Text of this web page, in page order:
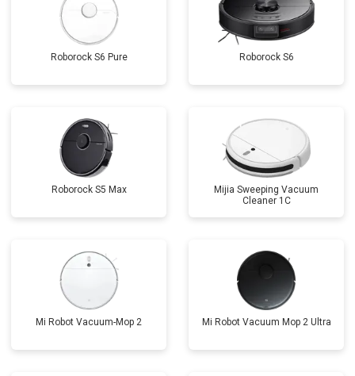
Roborock S6 Pure Roborock S6
Roborock S5 Max
Mijia Sweeping Vacuum
Cleaner 1C
Mi Robot Vacuum-Mop 2 Mi Robot Vacuum Mop 2 Ultra